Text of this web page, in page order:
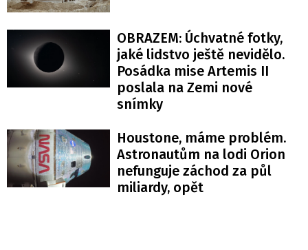
OBRAZEM: Úchvatné fotky,
jaké lidstvo ještě nevidělo.
Posádka mise Artemis II
poslala na Zemi nové
snímky
Houstone, máme problém.
Astronautům na lodi Orion
nefunguje záchod za půl
miliardy, opět